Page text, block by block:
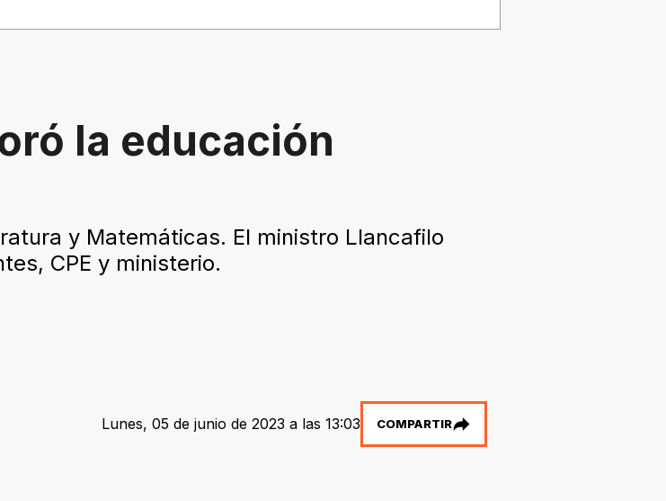
la educación
y Matemáticas. El ministro Llancafilo
CPE y ministerio.
Lunes, 05 de junio de 2023 a las 13:03 COMPARTIR